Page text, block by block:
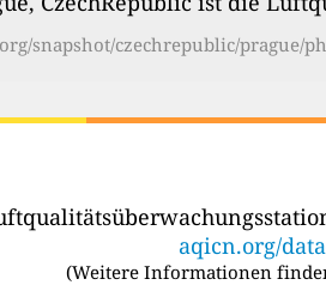
snapshot/czechrepublic/prague/
aqicn.org/
(Weitere Informationen